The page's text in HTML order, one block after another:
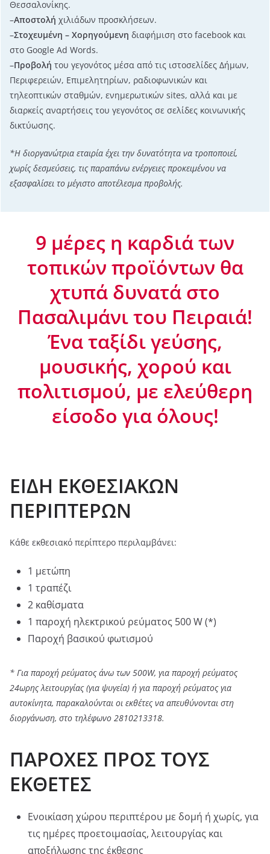
Θεσσαλονίκης.
–Αποστολή χιλιάδων προσκλήσεων.
–Στοχευμένη – Χορηγούμενη διαφήμιση στο facebook και
στο Google Ad Words.
–Προβολή του γεγονότος μέσα από τις ιστοσελίδες Δήμων,
Περιφερειών, Επιμελητηρίων, ραδιοφωνικών και
τηλεοπτικών σταθμών, ενημερωτικών sites, αλλά και µε
διαρκείς αναρτήσεις του γεγονότος σε σελίδες κοινωνικής
δικτύωσης.
*Η διοργανώτρια εταιρία έχει την δυνατότητα να τροποποιεί,
χωρίς δεσμεύσεις, τις παραπάνω ενέργειες προκειμένου να
εξασφαλίσει το μέγιστο αποτέλεσμα προβολής.
9 μέρες η καρδιά των
τοπικών προϊόντων θα
χτυπά δυνατά στο
Πασαλιμάνι του Πειραιά!
Ένα ταξίδι γεύσης,
μουσικής, χορού και
πολιτισμού, με ελεύθερη
είσοδο για όλους!
ΕΙΔΗ ΕΚΘΕΣΙΑΚΩΝ
ΠΕΡΙΠΤΕΡΩΝ
Κάθε εκθεσιακό περίπτερο περιλαμβάνει:
1 μετώπη
1 τραπέζι
2 καθίσματα
1 παροχή ηλεκτρικού ρεύματος 500 W (*)
Παροχή βασικού φωτισμού
* Για παροχή ρεύματος άνω των 500W, για παροχή ρεύματος
24ωρης λειτουργίας (για ψυγεία) ή για παροχή ρεύματος για
αυτοκίνητα, παρακαλούνται οι εκθέτες να απευθύνονται στη
διοργάνωση, στο τηλέφωνο 2810213318.
ΠΑΡΟΧΕΣ ΠΡΟΣ ΤΟΥΣ
ΕΚΘΕΤΕΣ
Ενοικίαση χώρου περιπτέρου µε δομή ή χωρίς, για
τις ημέρες προετοιμασίας, λειτουργίας και
αποξήλωσης της έκθεσης